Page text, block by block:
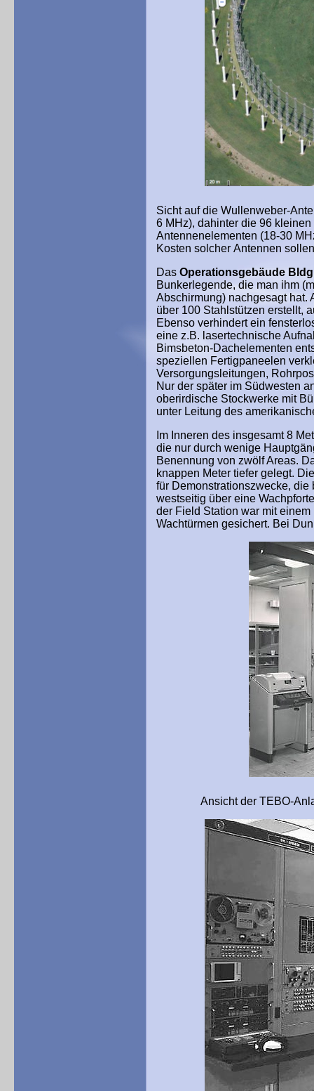
Sicht auf die Wullenweber-
6 MHz), dahinter die 96
Antennenelementen (18-30
Kosten solcher Antennen
Das Operationsgebäude Bldg
Bunkerlegende, die man ihm
Abschirmung) nachgesagt hat.
über 100 Stahlstützen erstellt,
Ebenso verhindert ein
eine z.B. lasertechnische
Bimsbeton-Dachelementen
speziellen Fertigpaneelen
Versorgungsleitungen,
Nur der später im Südwesten
oberirdische Stockwerke mit
unter Leitung des
Im Inneren des insgesamt 8
die nur durch wenige
Benennung von zwölf Areas.
knappen Meter tiefer gelegt.
für Demonstrationszwecke,
westseitig über eine
der Field Station war mit
Wachtürmen gesichert. Bei
Ansicht der TEBO-Anlage